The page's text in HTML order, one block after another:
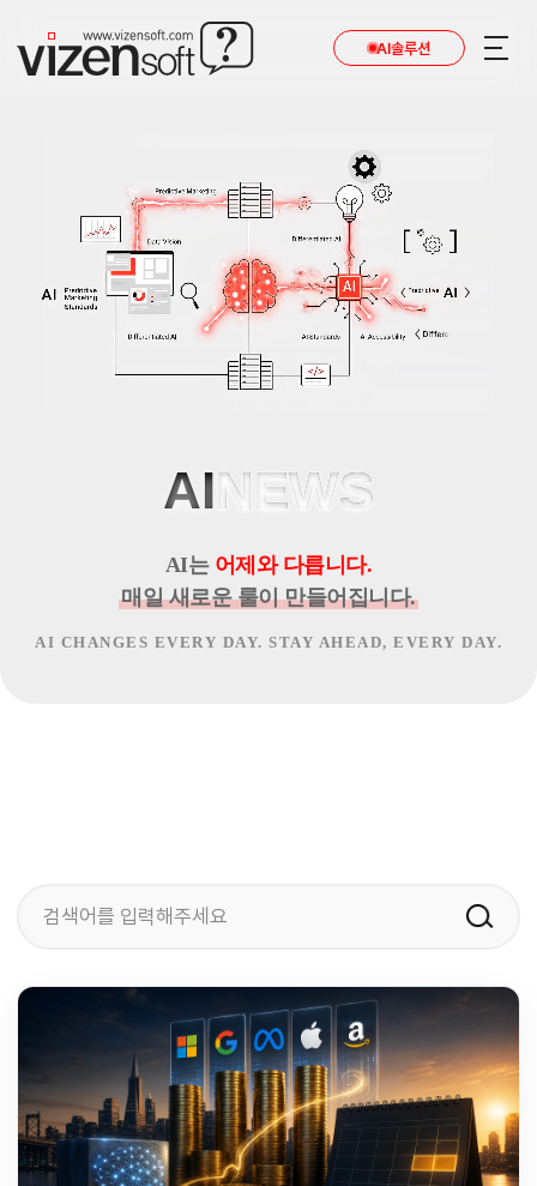
AI솔루션
AINEWS
AI는 어제와 다릅니다.
매일 새로운 룰이 만들어집니다.
AI CHANGES EVERY DAY. STAY AHEAD, EVERY DAY.